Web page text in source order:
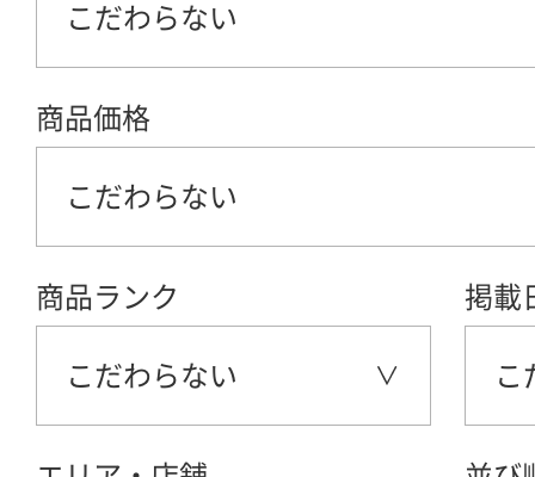
こだわらない
商品価格
こだわらない
商品ランク
こだわらない
掲載
こ